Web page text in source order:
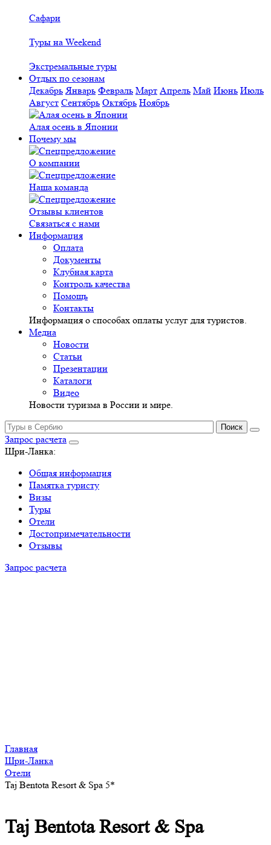
Сафари
Туры на Weekend
Экстремальные туры
Отдых по сезонам
Декабрь Январь Февраль Март Апрель Май Июнь Июль
Август Сентябрь Октябрь Ноябрь
Алая осень в Японии
Почему мы
О компании
Наша команда
Отзывы клиентов
Связаться с нами
Информация
Оплата
Документы
Клубная карта
Контроль качества
Помощь
Контакты
Информация о способах оплаты услуг для туристов.
Медиа
Новости
Статьи
Презентации
Каталоги
Видео
Новости туризма в России и мире.
Запрос расчета
Шри-Ланка:
Общая информация
Памятка туристу
Визы
Туры
Отели
Достопримечательности
Отзывы
Запрос расчета
Главная
Шри-Ланка
Отели
Taj Bentota Resort & Spa 5*
Taj Bentota Resort & Spa